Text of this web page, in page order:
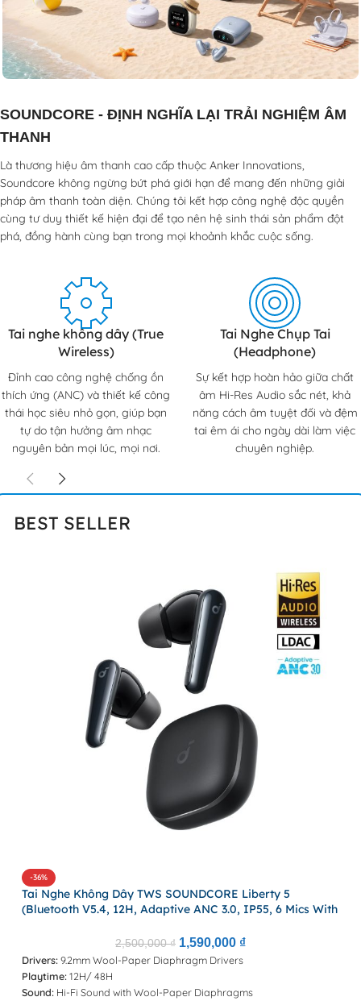
SOUNDCORE - ĐỊNH NGHĨA LẠI TRẢI NGHIỆM ÂM
THANH
Là thương hiệu âm thanh cao cấp thuộc Anker Innovations,
Soundcore không ngừng bứt phá giới hạn để mang đến những giải
pháp âm thanh toàn diện. Chúng tôi kết hợp công nghệ độc quyền
cùng tư duy thiết kế hiện đại để tạo nên hệ sinh thái sản phẩm đột
phá, đồng hành cùng bạn trong mọi khoảnh khắc cuộc sống.
Tai nghe không dây (True
Wireless)
Đỉnh cao công nghệ chống ồn
thích ứng (ANC) và thiết kế công
thái học siêu nhỏ gọn, giúp bạn
tự do tận hưởng âm nhạc
nguyên bản mọi lúc, mọi nơi.
Tai Nghe Chụp Tai
(Headphone)
Sự kết hợp hoàn hảo giữa chất
âm Hi-Res Audio sắc nét, khả
năng cách âm tuyệt đối và đệm
tai êm ái cho ngày dài làm việc
chuyên nghiệp.
BEST SELLER
-36%
Tai Nghe Không Dây TWS SOUNDCORE Liberty 5
(Bluetooth V5.4, 12H, Adaptive ANC 3.0, IP55, 6 Mics With
2,500,000₫ 1,590,000 ₫
Drivers:9.2mm Wool-Paper Diaphragm Drivers
Playtime:12H/ 48H
Sound: Hi-Fi Sound with Wool-Paper Diaphragms